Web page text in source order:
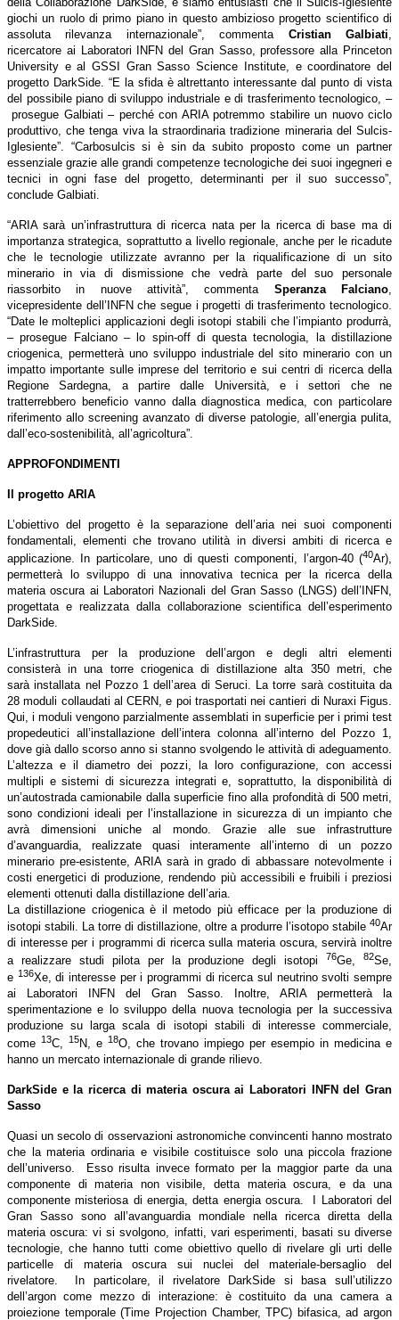
giochi un ruolo di primo piano in questo ambizioso progetto scientifico di
assoluta rilevanza internazionale”, commenta Cristian Galbiati,
ricercatore ai Laboratori INFN del Gran Sasso, professore alla Princeton
University e al GSSI Gran Sasso Science Institute, e coordinatore del
progetto DarkSide. “E la sfida è altrettanto interessante dal punto di vista
del possibile piano di sviluppo industriale e di trasferimento tecnologico, –
prosegue Galbiati – perché con ARIA potremmo stabilire un nuovo ciclo
produttivo, che tenga viva la straordinaria tradizione mineraria del Sulcis-
Iglesiente”. “Carbosulcis si è sin da subito proposto come un partner
essenziale grazie alle grandi competenze tecnologiche dei suoi ingegneri e
tecnici in ogni fase del progetto, determinanti per il suo successo”,
conclude Galbiati.
“ARIA sarà un’infrastruttura di ricerca nata per la ricerca di base ma di
importanza strategica, soprattutto a livello regionale, anche per le ricadute
che le tecnologie utilizzate avranno per la riqualificazione di un sito
minerario in via di dismissione che vedrà parte del suo personale
riassorbito in nuove attività”, commenta Speranza Falciano,
vicepresidente dell’INFN che segue i progetti di trasferimento tecnologico.
“Date le molteplici applicazioni degli isotopi stabili che l’impianto produrrà,
– prosegue Falciano – lo spin-off di questa tecnologia, la distillazione
criogenica, permetterà uno sviluppo industriale del sito minerario con un
impatto importante sulle imprese del territorio e sui centri di ricerca della
Regione Sardegna, a partire dalle Università, e i settori che ne
tratterrebbero beneficio vanno dalla diagnostica medica, con particolare
riferimento allo screening avanzato di diverse patologie, all’energia pulita,
dall’eco-sostenibilità, all’agricoltura”.
APPROFONDIMENTI
Il progetto ARIA
L’obiettivo del progetto è la separazione dell’aria nei suoi componenti
fondamentali, elementi che trovano utilità in diversi ambiti di ricerca e
applicazione. In particolare, uno di questi componenti, l’argon-40 (40Ar),
permetterà lo sviluppo di una innovativa tecnica per la ricerca della
materia oscura ai Laboratori Nazionali del Gran Sasso (LNGS) dell’INFN,
progettata e realizzata dalla collaborazione scientifica dell’esperimento
DarkSide.
L’infrastruttura per la produzione dell’argon e degli altri elementi
consisterà in una torre criogenica di distillazione alta 350 metri, che
sarà installata nel Pozzo 1 dell’area di Seruci. La torre sarà costituita da
28 moduli collaudati al CERN, e poi trasportati nei cantieri di Nuraxi Figus.
Qui, i moduli vengono parzialmente assemblati in superficie per i primi test
propedeutici all’installazione dell’intera colonna all’interno del Pozzo 1,
dove già dallo scorso anno si stanno svolgendo le attività di adeguamento.
L’altezza e il diametro dei pozzi, la loro configurazione, con accessi
multipli e sistemi di sicurezza integrati e, soprattutto, la disponibilità di
un’autostrada camionabile dalla superficie fino alla profondità di 500 metri,
sono condizioni ideali per l’installazione in sicurezza di un impianto che
avrà dimensioni uniche al mondo. Grazie alle sue infrastrutture
d’avanguardia, realizzate quasi interamente all’interno di un pozzo
minerario pre-esistente, ARIA sarà in grado di abbassare notevolmente i
costi energetici di produzione, rendendo più accessibili e fruibili i preziosi
elementi ottenuti dalla distillazione dell’aria.
La distillazione criogenica è il metodo più efficace per la produzione di
isotopi stabili. La torre di distillazione, oltre a produrre l’isotopo stabile 40Ar
di interesse per i programmi di ricerca sulla materia oscura, servirà inoltre
a realizzare studi pilota per la produzione degli isotopi
76Ge,82Se,
e 136Xe, di interesse per i programmi di ricerca sul neutrino svolti sempre
ai Laboratori INFN del Gran Sasso. Inoltre, ARIA permetterà la
sperimentazione e lo sviluppo della nuova tecnologia per la successiva
produzione su larga scala di isotopi stabili di interesse commerciale,
come 13C, 15N, e 18O, che trovano impiego per esempio in medicina e
hanno un mercato internazionale di grande rilievo.
DarkSide e la ricerca di materia oscura ai Laboratori INFN del Gran
Sasso
Quasi un secolo di osservazioni astronomiche convincenti hanno mostrato
che la materia ordinaria e visibile costituisce solo una piccola frazione
dell’universo. Esso risulta invece formato per la maggior parte da una
componente di materia non visibile, detta materia oscura, e da una
componente misteriosa di energia, detta energia oscura. I Laboratori del
Gran Sasso sono all’avanguardia mondiale nella ricerca diretta della
materia oscura: vi si svolgono, infatti, vari esperimenti, basati su diverse
tecnologie, che hanno tutti come obiettivo quello di rivelare gli urti delle
particelle di materia oscura sui nuclei del materiale-bersaglio del
rivelatore. In particolare, il rivelatore DarkSide si basa sull’utilizzo
dell’argon come mezzo di interazione: è costituito da una camera a
proiezione temporale (Time Projection Chamber, TPC) bifasica, ad argon